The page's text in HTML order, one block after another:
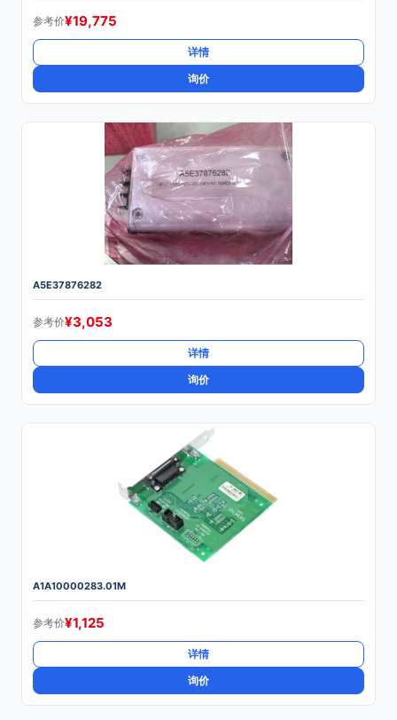
参考价¥19,775
详情
询价
A5E37876282
参考价¥3,053
详情
询价
A1A10000283.01M
参考价¥1,125
详情
询价